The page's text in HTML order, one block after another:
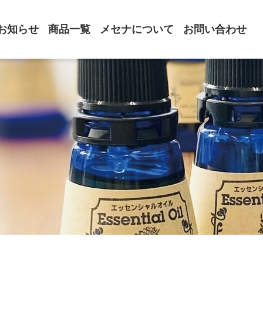
知らせ 商品一覧 メセナについて お問い合わせ